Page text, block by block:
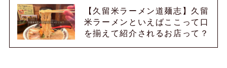
【久留米ラーメン道麺志】久留
米ラーメンといえばここって口
を揃えて紹介されるお店って？